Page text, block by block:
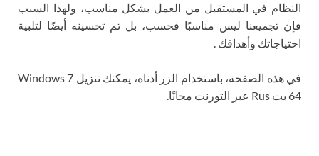
النظام في المستقبل من العمل بشكل مناسب، ولهذا السبب
فإن تجميعنا ليس مناسبًا فحسب، بل تم تحسينه أيضًا لتلبية
احتياجاتك وأهدافك .
في هذه الصفحة، باستخدام الزر أدناه، يمكنك تنزيل Windows 7
64 بت Rus عبر التورنت مجانًا.